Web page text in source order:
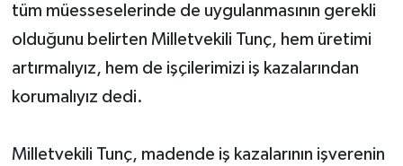
tüm müesseselerinde de uygulanmasının gerekli
olduğunu belirten Milletvekili Tunç, hem üretimi
artırmalıyız, hem de işçilerimizi iş kazalarından
korumalıyız dedi.
Milletvekili Tunç, madende iş kazalarının işverenin